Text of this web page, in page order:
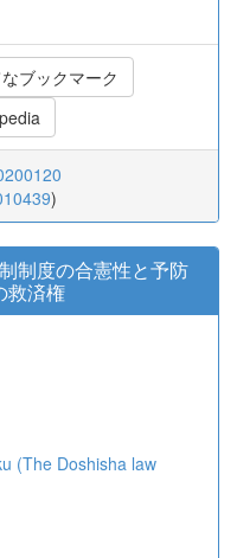
ブックマーク
)
制度の合憲性と予防
救済権
(The Doshisha law